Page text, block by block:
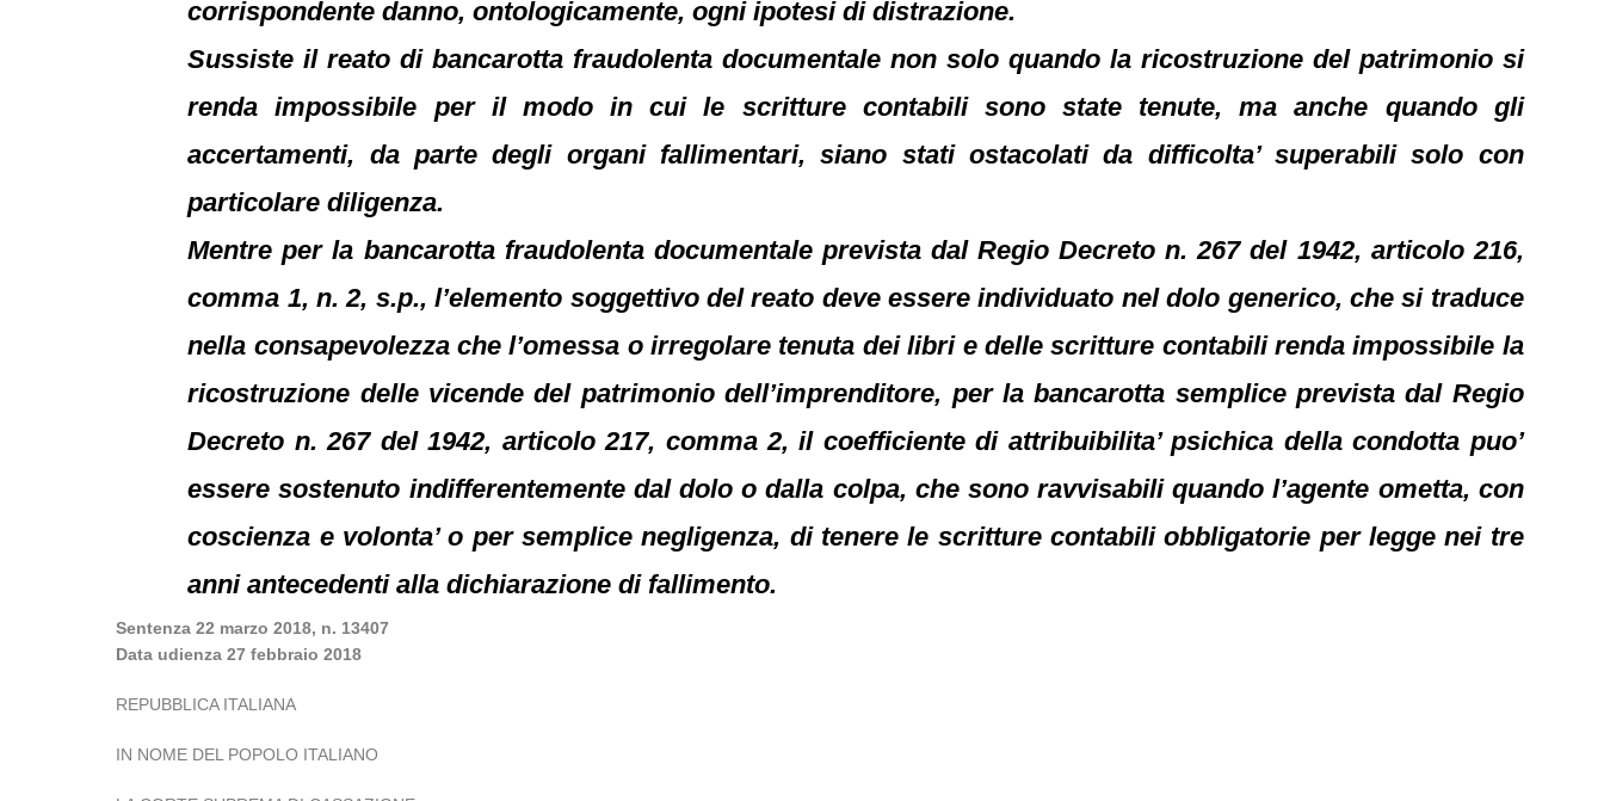
corrispondente danno, ontologicamente, ogni ipotesi di distrazione.
Sussiste il reato di bancarotta fraudolenta documentale non solo quando la ricostruzione del patrimonio si
renda impossibile per il modo in cui le scritture contabili sono state tenute, ma anche quando gli
accertamenti, da parte degli organi fallimentari, siano stati ostacolati da difficolta’ superabili solo con
particolare diligenza.
Mentre per la bancarotta fraudolenta documentale prevista dal Regio Decreto n. 267 del 1942, articolo 216,
comma 1, n. 2, s.p., l’elemento soggettivo del reato deve essere individuato nel dolo generico, che si traduce
nella consapevolezza che l’omessa o irregolare tenuta dei libri e delle scritture contabili renda impossibile la
ricostruzione delle vicende del patrimonio dell’imprenditore, per la bancarotta semplice prevista dal Regio
Decreto n. 267 del 1942, articolo 217, comma 2, il coefficiente di attribuibilita’ psichica della condotta puo’
essere sostenuto indifferentemente dal dolo o dalla colpa, che sono ravvisabili quando l’agente ometta, con
coscienza e volonta’ o per semplice negligenza, di tenere le scritture contabili obbligatorie per legge nei tre
anni antecedenti alla dichiarazione di fallimento.
Sentenza 22 marzo 2018, n. 13407
Data udienza 27 febbraio 2018
REPUBBLICA ITALIANA
IN NOME DEL POPOLO ITALIANO